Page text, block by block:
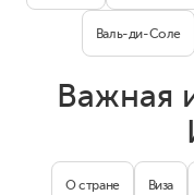
Валь-ди-Соле
Важная
О стране Виза